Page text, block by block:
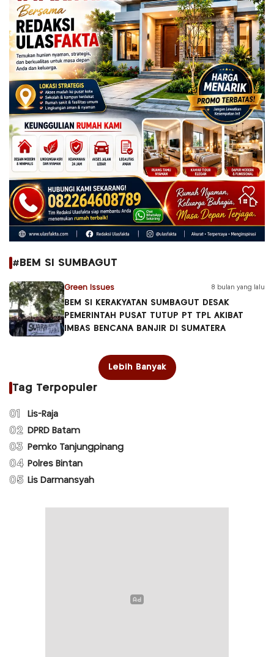
#BEM SI SUMBAGUT
Green Issues 8 bulan yang lalu
BEM SI KERAKYATAN SUMBAGUT DESAK
PEMERINTAH PUSAT TUTUP PT TPL AKIBAT
IMBAS BENCANA BANJIR DI SUMATERA
Lebih Banyak
Tag Terpopuler
01 Lis-Raja
02 DPRD Batam
03 Pemko Tanjungpinang
04 Polres Bintan
05 Lis Darmansyah